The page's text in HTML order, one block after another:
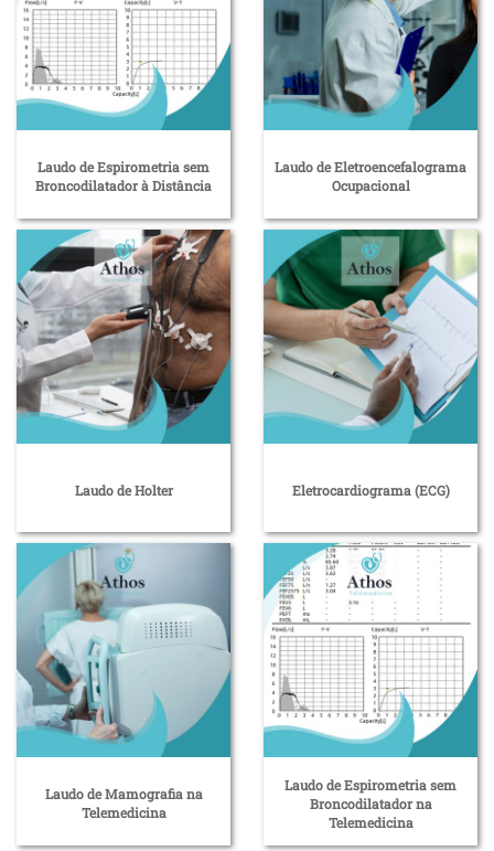
Laudo de Espirometria sem
Broncodilatador à Distância
Laudo de Eletroencefalograma
Ocupacional
Laudo de Holter Eletrocardiograma (ECG)
Laudo de Mamografia na
Telemedicina
Laudo de Espirometria sem
Broncodilatador na
Telemedicina